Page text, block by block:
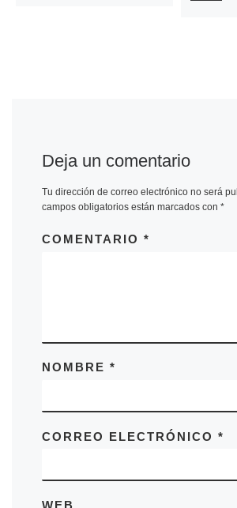
Deja un comentario
Tu dirección de correo electrónico no será
campos obligatorios están marcados con *
COMENTARIO *
NOMBRE *
CORREO ELECTRÓNICO *
WEB